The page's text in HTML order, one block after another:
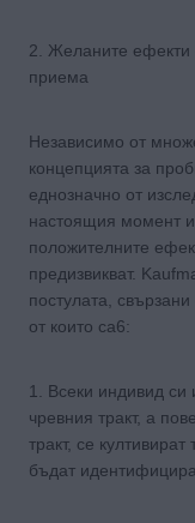
2. Желаните ефекти
приема
Независимо от
концепцията за
еднозначно от
настоящия момент
положителните
предизвикват.
постулата,
от които са6:
1. Всеки индивид
чревния тракт, а
тракт, се
бъдат